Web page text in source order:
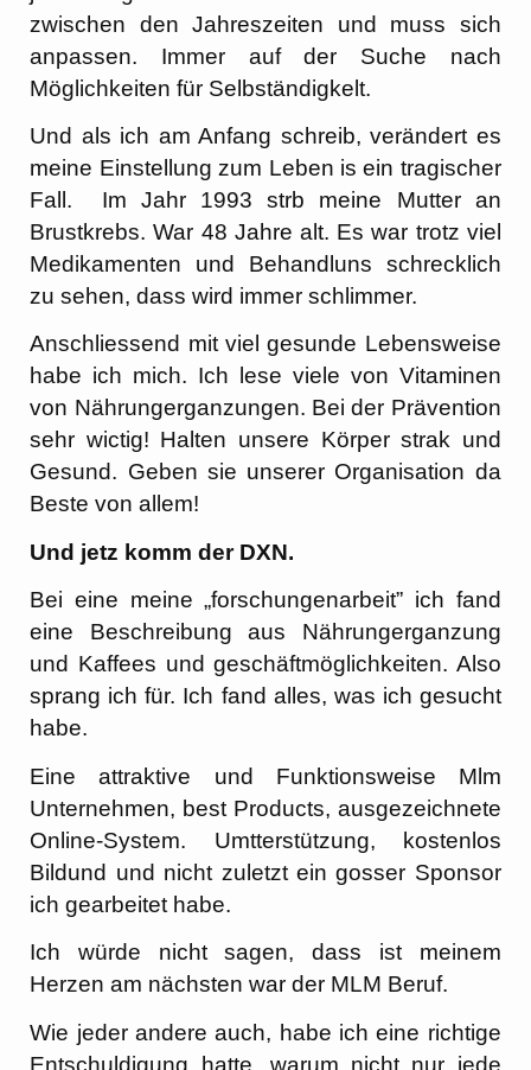
zwischen den Jahreszeiten und muss sich
anpassen. Immer auf der Suche nach
Möglichkeiten für Selbständigkelt.
Und als ich am Anfang schreib, verändert es
meine Einstellung zum Leben is ein tragischer
Fall. Im Jahr 1993 strb meine Mutter an
Brustkrebs. War 48 Jahre alt. Es war trotz viel
Medikamenten und Behandluns schrecklich
zu sehen, dass wird immer schlimmer.
Anschliessend mit viel gesunde Lebensweise
habe ich mich. Ich lese viele von Vitaminen
von Nährungerganzungen. Bei der Prävention
sehr wictig! Halten unsere Körper strak und
Gesund. Geben sie unserer Organisation da
Beste von allem!
Und jetz komm der DXN.
Bei eine meine „forschungenarbeit” ich fand
eine Beschreibung aus Nährungerganzung
und Kaffees und geschäftmöglichkeiten. Also
sprang ich für. Ich fand alles, was ich gesucht
habe.
Eine attraktive und Funktionsweise Mlm
Unternehmen, best Products, ausgezeichnete
Online-System. Umtterstützung, kostenlos
Bildund und nicht zuletzt ein gosser Sponsor
ich gearbeitet habe.
Ich würde nicht sagen, dass ist meinem
Herzen am nächsten war der MLM Beruf.
Wie jeder andere auch, habe ich eine richtige
Entschuldigung hatte, warum nicht nur jede